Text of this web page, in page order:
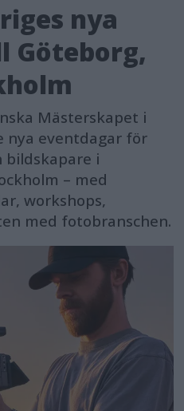
nya
Göteborg,
Mästerskapet i
nya eventdagar för
i
– med
workshops,
med fotobranschen.